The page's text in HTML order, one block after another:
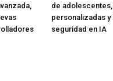
de
personalizadas
seguridad en IA